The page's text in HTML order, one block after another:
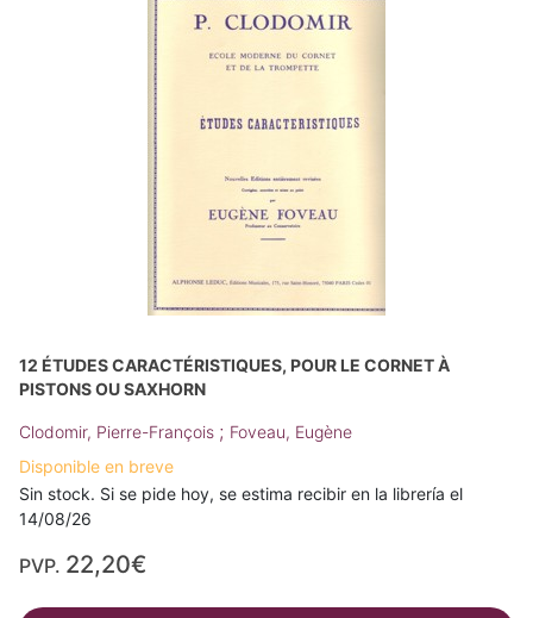
12 ÉTUDES CARACTÉRISTIQUES, POUR LE CORNET À
PISTONS OU SAXHORN
Clodomir, Pierre-François ; Foveau, Eugène
Disponible en breve
Sin stock. Si se pide hoy, se estima recibir en la librería el
14/08/26
PVP. 22,20€